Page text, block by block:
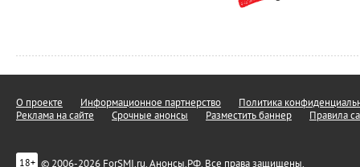
О проекте Информационное партнерство
Политика
Реклама на сайте
Срочные анонсы Разместить баннер Правила
18+ © 2006-2026 ForSMI.ru. Анонсы.РФ. Все права защищены.